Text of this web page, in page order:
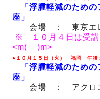
「浮腫軽減のための
座」
会場 ： 東京エレ
※ １０月４日は受講
<m(__)m>
●１０月１５日（火） 福岡 午後
「浮腫軽減のための
座」
会場 ： アクロ